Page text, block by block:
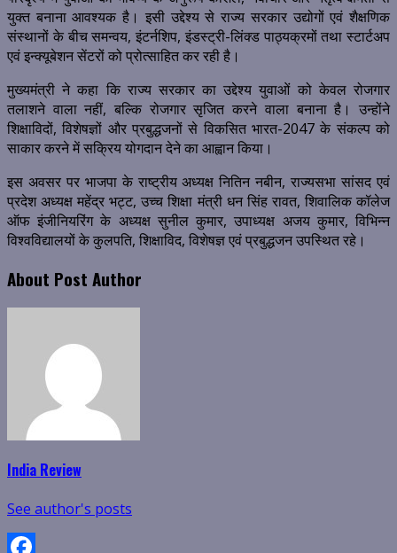
युक्त बनाना आवश्यक है। इसी उद्देश्य से राज्य सरकार उद्योगों एवं शैक्षणिक
संस्थानों के बीच समन्वय, इंटर्नशिप, इंडस्ट्री-लिंक्ड पाठ्यक्रमों तथा स्टार्टअप
एवं इन्क्यूबेशन सेंटरों को प्रोत्साहित कर रही है।
मुख्यमंत्री ने कहा कि राज्य सरकार का उद्देश्य युवाओं को केवल रोजगार
तलाशने वाला नहीं, बल्कि रोजगार सृजित करने वाला बनाना है। उन्होंने
शिक्षाविदों, विशेषज्ञों और प्रबुद्धजनों से विकसित भारत-2047 के संकल्प को
साकार करने में सक्रिय योगदान देने का आह्वान किया।
इस अवसर पर भाजपा के राष्ट्रीय अध्यक्ष नितिन नबीन, राज्यसभा सांसद एवं
प्रदेश अध्यक्ष महेंद्र भट्ट, उच्च शिक्षा मंत्री धन सिंह रावत, शिवालिक कॉलेज
ऑफ इंजीनियरिंग के अध्यक्ष सुनील कुमार, उपाध्यक्ष अजय कुमार, विभिन्न
विश्वविद्यालयों के कुलपति, शिक्षाविद, विशेषज्ञ एवं प्रबुद्धजन उपस्थित रहे।
About Post Author
India Review
See author's posts